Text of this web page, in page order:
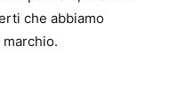
che abbiamo